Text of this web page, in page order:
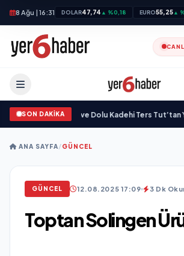
8 Ağu | 16:31 DOLAR47,74 ▲ %0,18 EURO55,25▲
SON DAKİKA
• M Lisa ve Dolu Kadehi Ters Tut’tan Yeni
ANA SAYFA/GÜNCEL
GÜNCEL 12.08.2025 17:09 3 Dk
Toptan Solingen